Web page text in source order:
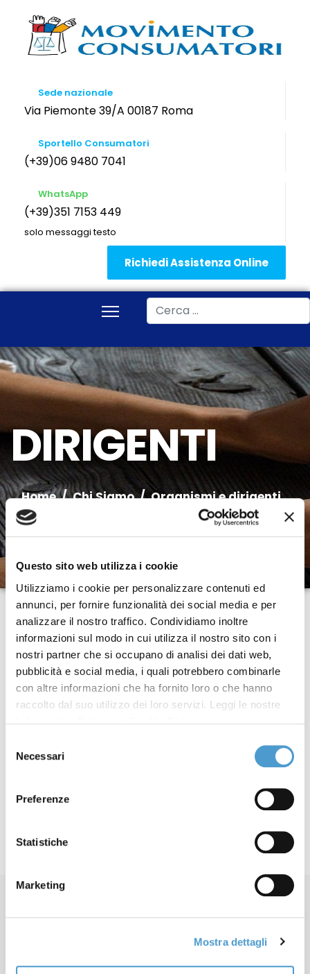
Questo sito web utilizza i cookie
Utilizziamo i cookie per personalizzare contenuti ed
annunci, per fornire funzionalità dei social media e per
analizzare il nostro traffico. Condividiamo inoltre
informazioni sul modo in cui utilizza il nostro sito con i
nostri partner che si occupano di analisi dei dati web,
pubblicità e social media, i quali potrebbero combinarle
con altre informazioni che ha fornito loro o che hanno
raccolto dal suo utilizzo dei loro servizi. Leggi le nostre
delNecessari
Preferenze
Statistiche
Marketing
Mostra dettagli
Sede nazionale
Via Piemonte 39/A 00187 Roma
Sportello Consumatori
(+39)06 9480 7041
WhatsApp
(+39)351 7153 449
solo messaggi testo
Richiedi Assistenza Online
Cerca
DIRIGENTI
Home Chi Siamo Organismi e dirigenti
Articoli
Titolo
Dirigenti 2025-2029
Dirigenti 2021-2025